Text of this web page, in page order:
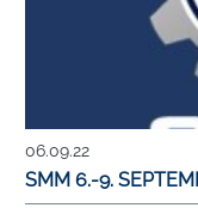
06.09.22
SMM 6.-9.